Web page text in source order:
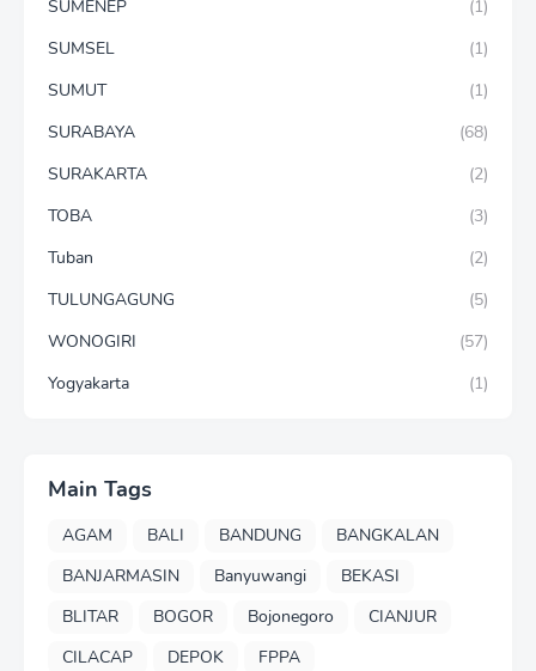
SUMENEP
(1)
SUMSEL
(1)
SUMUT
(1)
SURABAYA
(68)
SURAKARTA
(2)
TOBA
(3)
Tuban
(2)
TULUNGAGUNG
(5)
WONOGIRI
(57)
Yogyakarta
(1)
Main Tags
AGAM BALI BANDUNG
BANGKALAN
BANJARMASIN
Banyuwangi
BEKASI
BLITAR
BOGOR Bojonegoro
CIANJUR
CILACAP
DEPOK
FPPA